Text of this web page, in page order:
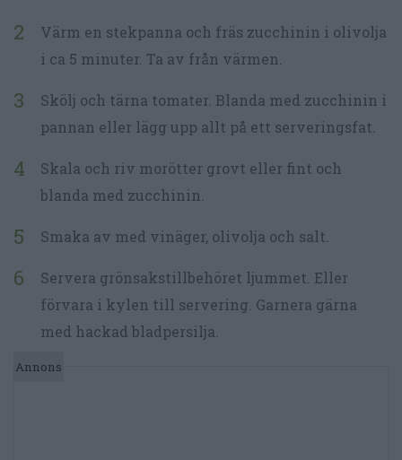
Värm en stekpanna och fräs zucchinin i olivolja
i ca 5 minuter. Ta av från värmen.
Skölj och tärna tomater. Blanda med zucchinin i
pannan eller lägg upp allt på ett serveringsfat.
Skala och riv morötter grovt eller fint och
blanda med zucchinin.
Smaka av med vinäger, olivolja och salt.
Servera grönsakstillbehöret ljummet. Eller
förvara i kylen till servering. Garnera gärna
med hackad bladpersilja.